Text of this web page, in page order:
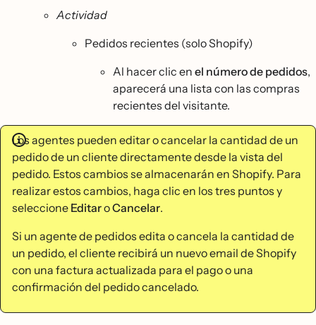
Actividad
Pedidos recientes (solo Shopify)
Al hacer clic en el número de pedidos,
aparecerá una lista con las compras
recientes del visitante.
Los agentes pueden editar o cancelar la cantidad de un
pedido de un cliente directamente desde la vista del
pedido. Estos cambios se almacenarán en Shopify. Para
realizar estos cambios, haga clic en los tres puntos y
seleccione EditaroCancelar.
Si un agente de pedidos edita o cancela la cantidad de
un pedido, el cliente recibirá un nuevo email de Shopify
con una factura actualizada para el pago o una
confirmación del pedido cancelado.